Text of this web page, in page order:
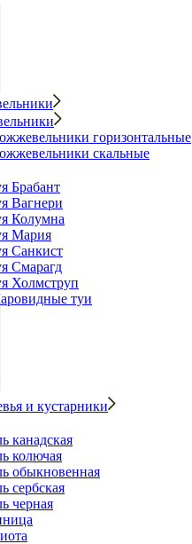
горизонтальные
скальные
Брабант
Вагнери
Колумна
Мария
Санкист
Смарагд
Холмструп
туи
и кустарники
канадская
колючая
обыкновенная
сербская
черная